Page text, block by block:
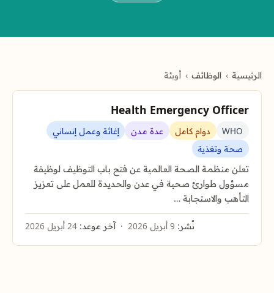
الرئيسية الوظائف أوبئة
Health Emergency Officer
WHO دوام كامل عدة مدن
إغاثة وعمل إنساني
صحة وتغذية
تعلن منظمة الصحة العالمية عن فتح باب التوظيف لوظيفة
مسؤول طوارئ صحية في عدن والحديدة للعمل على تعزيز
التأهب والاستجابة …
نُشر: آخر موعد: